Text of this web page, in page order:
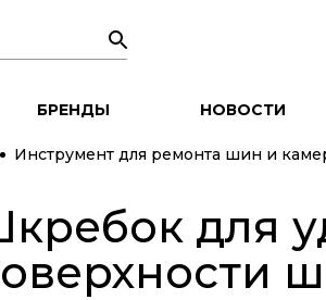
БРЕНДЫ НОВОСТИ
Инструмент для ремонта шин и
для